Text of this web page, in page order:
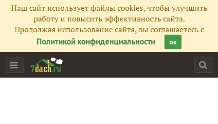
Наш сайт использует файлы cookies, чтобы улучшить
работу и повысить эффективность сайта.
Продолжая использование сайта, вы соглашаетесь с
Политикой конфиденциальности
ок